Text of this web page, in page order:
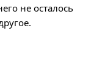
не осталось